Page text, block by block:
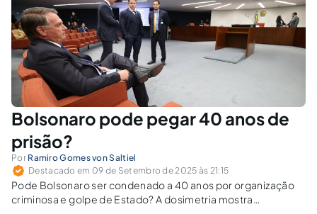
Bolsonaro pode pegar 40 anos de
prisão?
Por Ramiro Gomes von Saltiel
Destacado em 09 de Setembro de 2025 às 21:15
Pode Bolsonaro ser condenado a 40 anos por organização
criminosa e golpe de Estado? A dosimetria mostra